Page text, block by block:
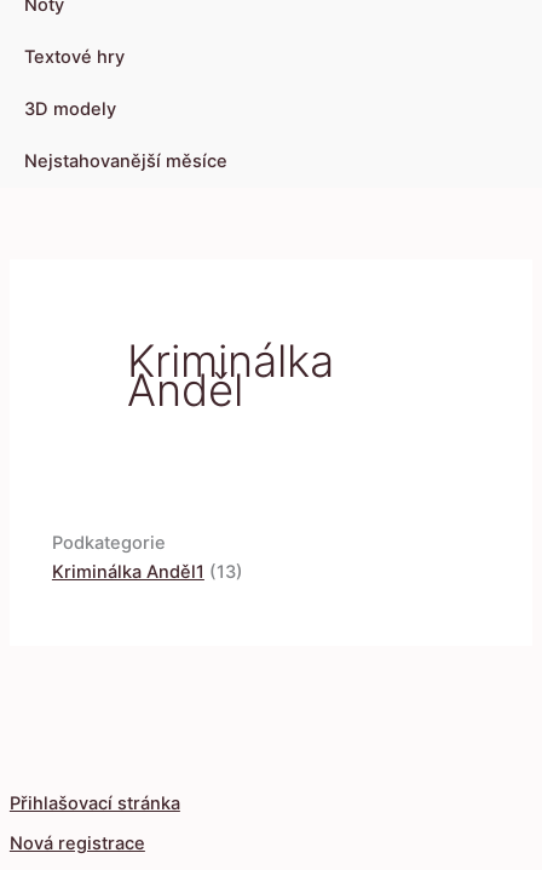
Noty
Textové hry
3D modely
Nejstahovanější měsíce
Přihlašovací stránka
Nová registrace
Kriminálka
Anděl
Podkategorie
Kriminálka Anděl1 (13)